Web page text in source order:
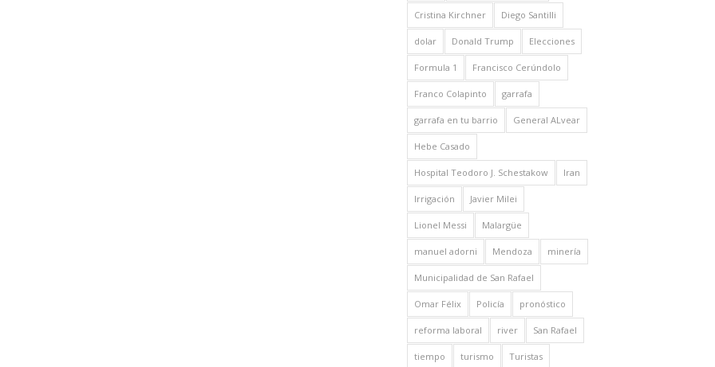
Cristina Kirchner Diego Santilli
dolar Donald Trump Elecciones
Formula 1 Francisco Cerúndolo
Franco Colapinto garrafa
garrafa en tu barrio General ALvear
Hebe Casado
Hospital Teodoro J. Schestakow Iran
Irrigación Javier Milei
Lionel Messi Malargüe
manuel adorni Mendoza minería
Municipalidad de San Rafael
Omar Félix Policía pronóstico
reforma laboral river San Rafael
tiempo turismo Turistas